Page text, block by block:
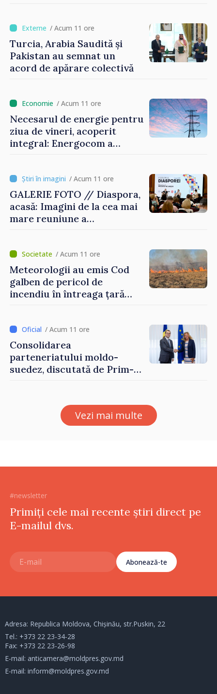
/ Acum 11 ore
Turcia, Arabia Saudită și
Pakistan au semnat un
acord de apărare colectivă
/ Acum 11 ore
Necesarul de energie pentru
ziua de vineri, acoperit
integral: Energocom a
/ Acum 11 ore
GALERIE FOTO // Diaspora,
acasă: Imagini de la cea mai
mare reuniune a
/ Acum 11 ore
Meteorologii au emis Cod
galben de pericol de
incendiu în întreaga țară
/ Acum 11 ore
Consolidarea
parteneriatului moldo-
suedez, discutată de Prim-
Petra Lärke
Vezi mai multe
#newsletter
Primiți cele mai recente știri direct pe
E-mailul dvs.
Abonează-te
Adresa: Republica Moldova, Chișinău, str.Puskin, 22
Tel.: +373 22 23-34-28
Fax: +373 22 23-26-98
E-mail: anticamera@moldpres.gov.md
E-mail: inform@moldpres.gov.md